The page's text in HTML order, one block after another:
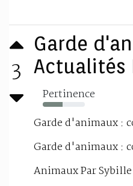
3
Garde
Actualités
Pertinence
47%
Garde d'animaux :
Garde d'animaux :
Animaux Par